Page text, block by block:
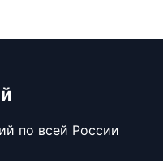
по всей России